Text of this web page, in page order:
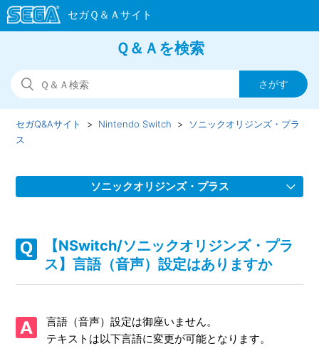
Ｑ＆Ａを検索
セガQ&Aサイト Nintendo Switch
ソニックオリジンズ・プラ
ス
ソニックオリジンズ・プラス
Games Store 版の問い合わせ先はどこですか
【NSwitch/ソニックオリジンズ・プラス】取扱説明書（マ
【NSwitch/ソニックオリジンズ・プラス】プレイ動画やゲ
ーム画面写真を、動画サイト／SNS等で公開してもいいです
【NSwitch/ソニックオリジンズ・プラ
ス】言語（音声）設定はありますか
言語（音声）設定は御座いません。
テキストは以下言語に変更が可能となります。